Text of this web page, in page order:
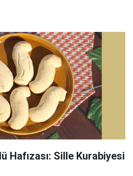
Hafızası: Sille Kurabiyesi